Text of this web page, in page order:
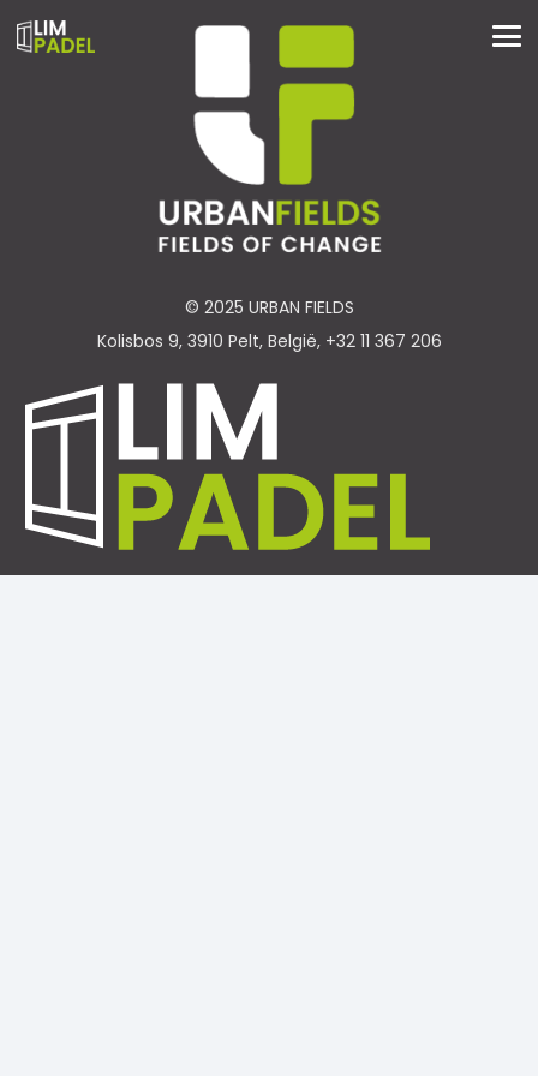
© 2025 URBAN FIELDS
Kolisbos 9, 3910 Pelt, België, +32 11 367 206